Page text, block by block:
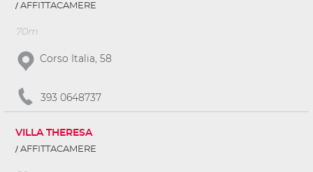
AFFITTACAMERE
70m
Corso Italia, 58
393 0648737
VILLA THERESA
AFFITTACAMERE